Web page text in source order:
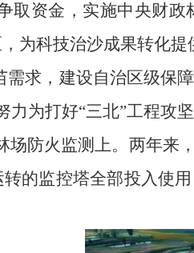
取资金，实施中央财
为科技治沙成果转化提
需求，建设自治区级保
力为打好“三北”工程攻
场防火监测上。两年来
的监控塔全部投入使